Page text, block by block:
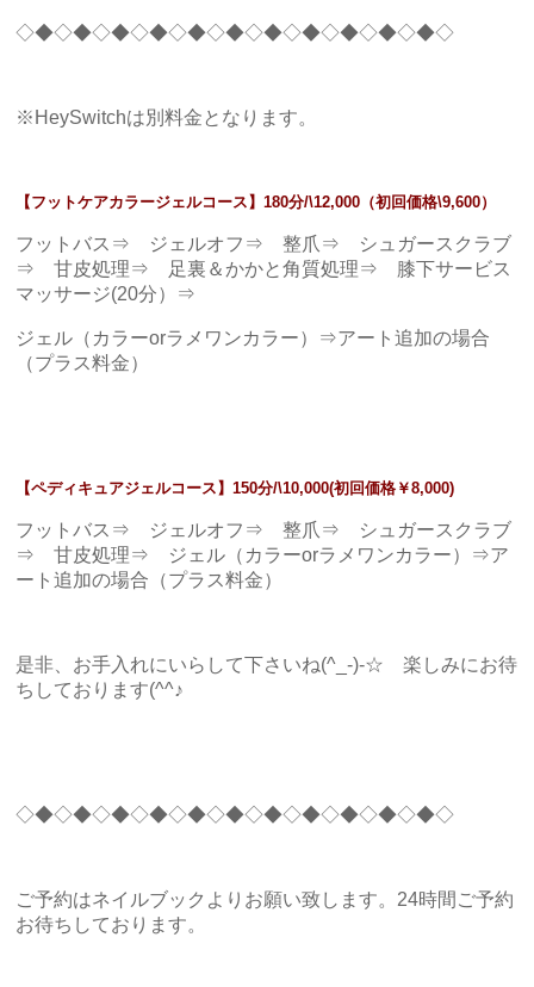
◇◆◇◆◇◆◇◆◇◆◇◆◇◆◇◆◇◆◇◆◇◆◇
※HeySwitchは別料金となります。
【フットケアカラージェルコース】180分/\12,000（初回価格\9,600）
フットバス⇒ ジェルオフ⇒ 整爪⇒ シュガースクラブ
⇒ 甘皮処理⇒ 足裏＆かかと角質処理⇒ 膝下サービス
マッサージ(20分）⇒
ジェル（カラーorラメワンカラー）⇒アート追加の場合
（プラス料金）
【ペディキュアジェルコース】150分/\10,000(初回価格￥8,000)
フットバス⇒ ジェルオフ⇒ 整爪⇒ シュガースクラブ
⇒ 甘皮処理⇒ ジェル（カラーorラメワンカラー）⇒ア
ート追加の場合（プラス料金）
是非、お手入れにいらして下さいね(^_-)-☆ 楽しみにお待
ちしております(^^♪
◇◆◇◆◇◆◇◆◇◆◇◆◇◆◇◆◇◆◇◆◇◆◇
ご予約はネイルブックよりお願い致します。24時間ご予約
お待ちしております。